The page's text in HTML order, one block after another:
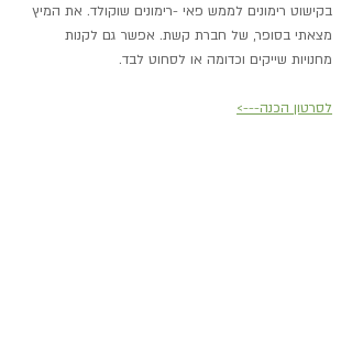
בקישוט רימונים לממש פאי -רימונים שוקולד. את המיץ
מצאתי בסופר, של חברת קשת. אפשר גם לקנות
מחנויות שייקים וכדומה או לסחוט לבד.
לסרטון הכנה--->